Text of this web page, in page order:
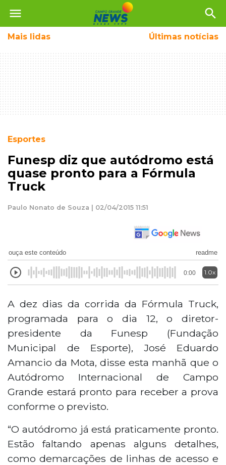
menu search
Mais lidas Últimas notícias
Esportes
Funesp diz que autódromo está
quase pronto para a Fórmula
Truck
Paulo Nonato de Souza | 02/04/2015 11:51
ouça este conteúdo readme
0:00 1.0x
A dez dias da corrida da Fórmula Truck,
programada para o dia 12, o diretor-
presidente da Funesp (Fundação
Municipal de Esporte), José Eduardo
Amancio da Mota, disse esta manhã que o
Autódromo Internacional de Campo
Grande estará pronto para receber a prova
conforme o previsto.
“O autódromo já está praticamente pronto.
Estão faltando apenas alguns detalhes,
como demarcações de linhas de acesso e